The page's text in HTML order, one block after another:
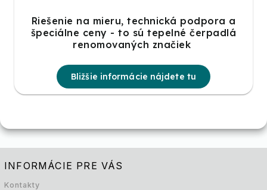
Riešenie na mieru, technická podpora a
špeciálne ceny - to sú tepelné čerpadlá
renomovaných značiek
Bližšie informácie nájdete tu
INFORMÁCIE PRE VÁS
Kontakty